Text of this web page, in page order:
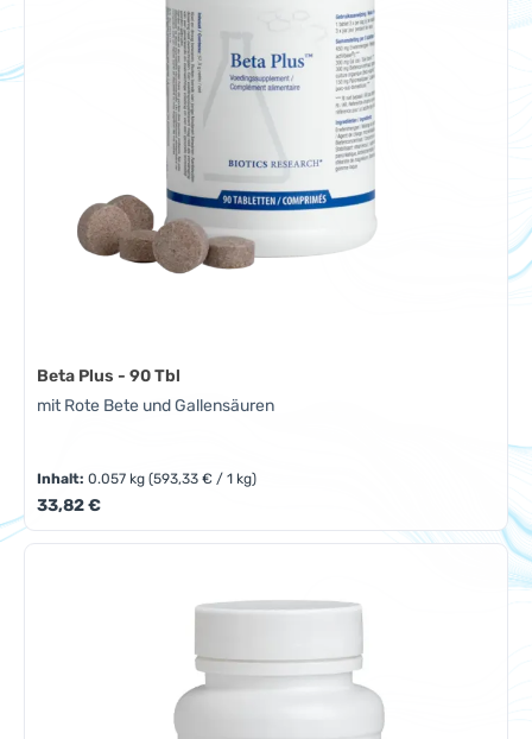
Beta Plus - 90 Tbl
mit Rote Bete und Gallensäuren
Inhalt:0.057 kg(593,33 € / 1 kg)
Regulärer Preis:
33,82 €